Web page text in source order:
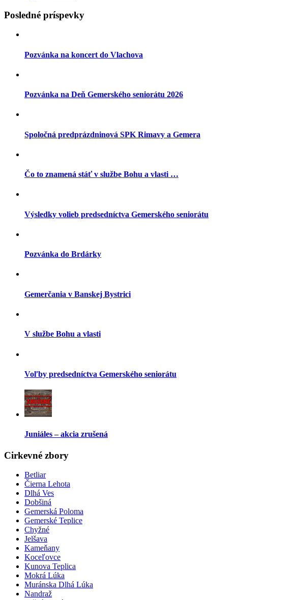
Posledné príspevky
Pozvánka na koncert do Vlachova
Pozvánka na Deň Gemerského seniorátu 2026
Spoločná predprázdninová SPK Rimavy a Gemera
Čo to znamená stáť v službe Bohu a vlasti …
Výsledky volieb predsedníctva Gemerského seniorátu
Pozvánka do Brdárky
Gemerčania v Banskej Bystrici
V službe Bohu a vlasti
Voľby predsedníctva Gemerského seniorátu
Juniáles – akcia zrušená
Cirkevné zbory
Betliar
Čierna Lehota
Dlhá Ves
Dobšiná
Gemerská Poloma
Gemerské Teplice
Chyžné
Jelšava
Kameňany
Koceľovce
Kunova Teplica
Mokrá Lúka
Muránska Dlhá Lúka
Nandraž